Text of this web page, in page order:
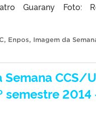
Guarany Foto:
, Enpos, Imagem da
CCS/
semestre 2014